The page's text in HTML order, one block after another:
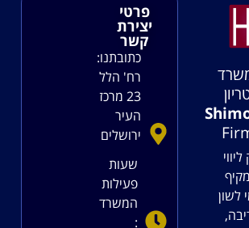
לשון
פרטי
יצירת
קשר
כתובתנו:
רח' הלל
23 מרכז
העיר
ירושלים
שעות
פעילות
המשרד
: